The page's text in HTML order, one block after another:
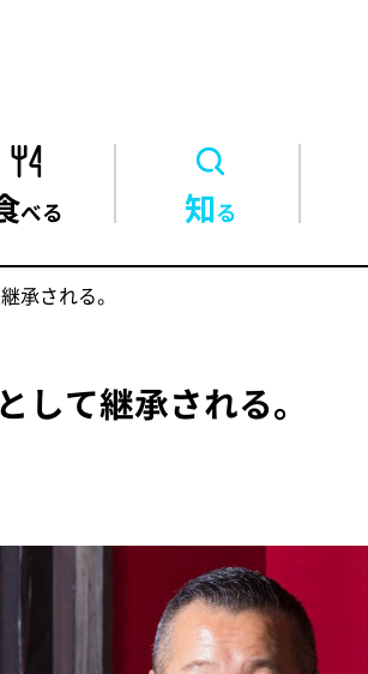
べる 知る
承される。
して継承される。